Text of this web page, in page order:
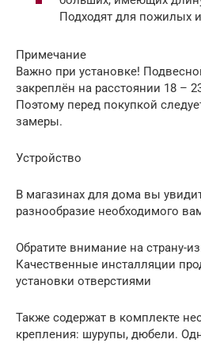
Подходят для пожилых
Примечание
Важно при установке!
закреплён на расстоянии 18 –
Поэтому перед покупкой
замеры.
Устройство
В магазинах для дома вы
разнообразие необходимого
Обратите внимание на страну-
Качественные инсталляции
установки отверстиями
Также содержат в комплекте
крепления: шурупы, дюбели.